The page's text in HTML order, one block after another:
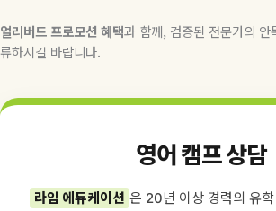
얼리버드프로모션 혜택과 함께, 검증된 전문가의
류하시길 바랍니다.
영어 캠프 상담
라임 에듀케이션 은 20년 이상 경력의 유